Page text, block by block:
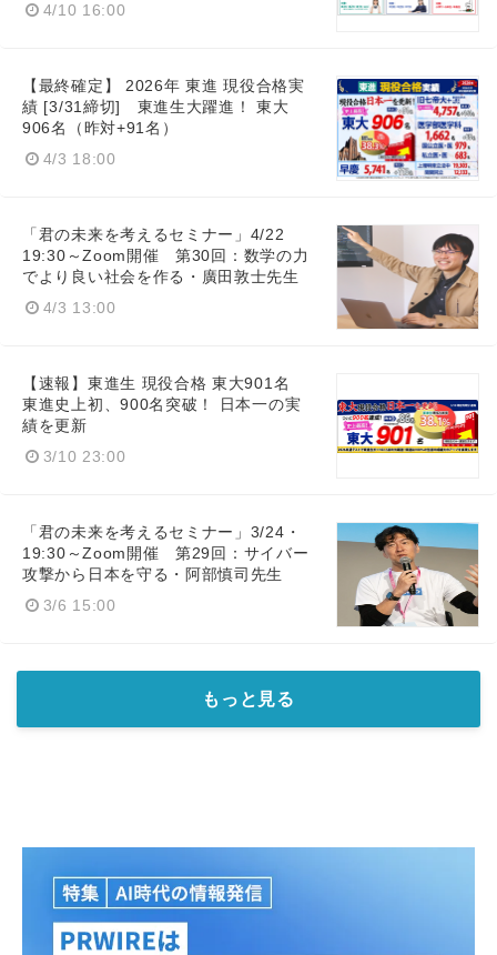
4/10 16:00
【最終確定】 2026年 東進 現役合格実
績 [3/31締切] 東進生大躍進！ 東大
906名（昨対+91名）
4/3 18:00
「君の未来を考えるセミナー」4/22
19:30～Zoom開催 第30回：数学の力
でより良い社会を作る・廣田敦士先生
4/3 13:00
【速報】東進生 現役合格 東大901名
東進史上初、900名突破！ 日本一の実
績を更新
3/10 23:00
「君の未来を考えるセミナー」3/24・
19:30～Zoom開催 第29回：サイバー
攻撃から日本を守る・阿部慎司先生
3/6 15:00
もっと見る